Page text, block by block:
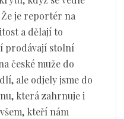
Že je reportér na
a dělají to
prodávají stolní
české muže do
ale odjely jsme do
která zahrnuje i
kteří nám